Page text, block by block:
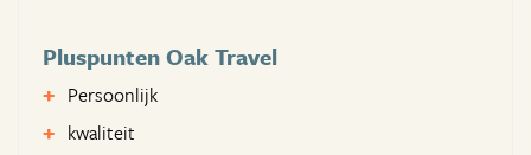
Pluspunten Oak Travel
Persoonlijk
kwaliteit